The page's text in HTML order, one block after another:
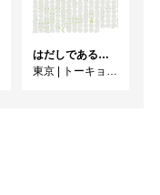
はだしであるく [トーキョーアーツアンドスペースレジデンス2026 成果発表展 ]
東京 | トーキョーアーツアンドスペース本郷